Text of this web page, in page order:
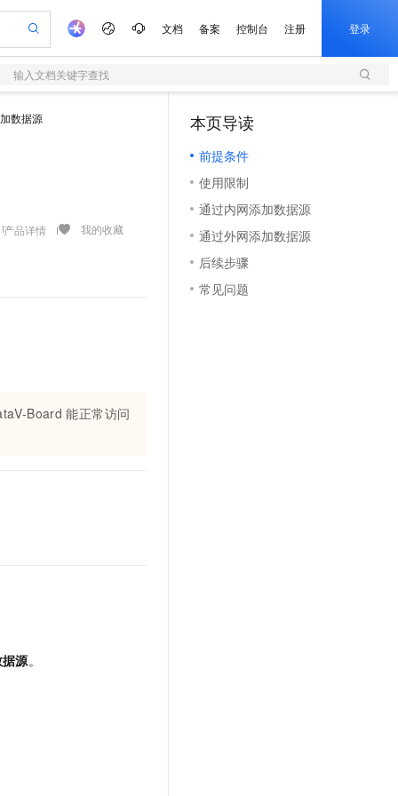
文档 备案 控制台 注册 登录
输入文档关键字查找
数据源
产品详情 我的收藏
Board 能正常访问
源。
本页导读
前提条件
使用限制
通过内网添加数据源
通过外网添加数据源
后续步骤
常见问题
平台百炼
频生成
文戏情感细腻自然，动作戏激烈拳拳到肉，实现更强表演能力
语音识别与合成
Qwen3-TTS-Flash
轻量应用服务器
数字证书管理服务（原SSL证书）
实现全站HTTPS，呈现可信的WEB访问
短信服务
大数据开发治理平台 DataWorks
Agency Agents：拥有专属领域专家
HappyHorse 打造一站式影视创作平台
漫剧工坊：一站式动画创作平台
快速生产连贯的高质量长漫剧
10 分钟搭建微信、支付宝小程序
AI 活动
AI 生产力先锋
先锋实践拓展 AI 生产力的边界
飞天发布时刻
所见，即是所愿
AI 实训营
从基础到进阶，Agent 创客手把手教你
阿里云 OPC 创新助力计划
Token 补贴，五大权
益加速 OPC 成功
专业服务
公司注册
上云迁移
代维服务
计划 服务伙伴合作计划
Al MaaS 服务伙伴赋能合作
伙伴信用分合作计划
更多支持
合作伙伴培训与认证
查询合作伙伴
开发者社区
镜像站
我要反馈
加入我们
校园招聘